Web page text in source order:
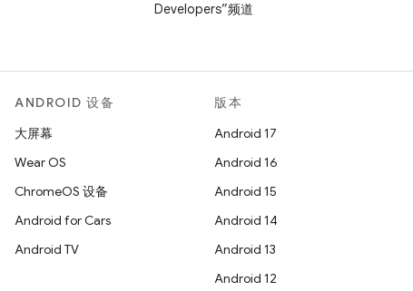
Developers”频道
ANDROID 设备
大屏幕
Wear OS
ChromeOS 设备
Android for Cars
Android TV
版本
Android 17
Android 16
Android 15
Android 14
Android 13
Android 12